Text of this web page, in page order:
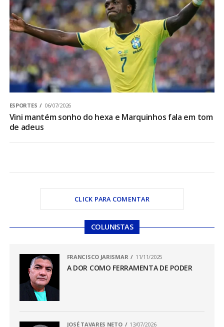
ESPORTES 06/07/2026
Vini mantém sonho do hexa e Marquinhos fala em tom
de adeus
CLICK PARA COMENTAR
COLUNISTAS
FRANCISCO JARISMAR 11/11/2025
A DOR COMO FERRAMENTA DE PODER
JOSÉ TAVARES NETO 13/07/2026